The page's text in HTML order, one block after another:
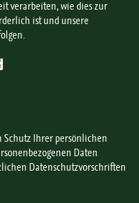
verarbeiten, wie dies zur
ist und unsere
Schutz Ihrer persönlichen
Daten
Datenschutzvorschriften